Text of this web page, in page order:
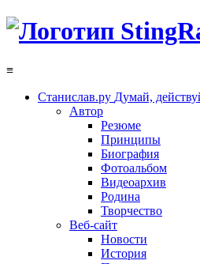
≡
Станислав.ру Думай,
Автор
Резюме
Принципы
Биография
Фотоальбом
Видеоархив
Родина
Творчество
Веб-сайт
Новости
История